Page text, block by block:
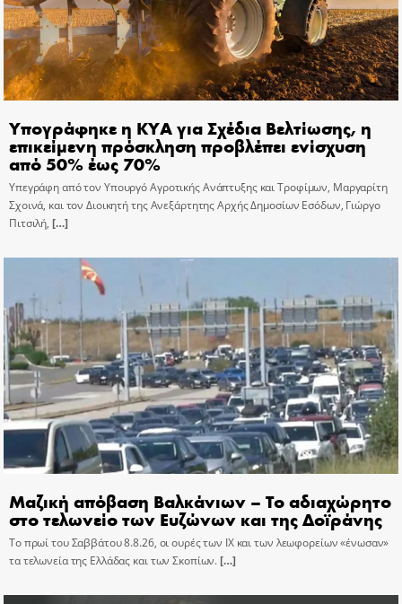
Υπογράφηκε η ΚΥΑ για Σχέδια Βελτίωσης, η
επικείμενη πρόσκληση προβλέπει ενίσχυση
από 50% έως 70%
Υπεγράφη από τον Υπουργό Αγροτικής Ανάπτυξης και Τροφίμων, Μαργαρίτη
Σχοινά, και τον Διοικητή της Ανεξάρτητης Αρχής Δημοσίων Εσόδων, Γιώργο
Πιτσιλή, […]
Μαζική απόβαση Βαλκάνιων – Το αδιαχώρητο
στο τελωνείο των Ευζώνων και της Δοϊράνης
Το πρωί του Σαββάτου 8.8.26, οι ουρές των ΙΧ και των λεωφορείων «ένωσαν»
τα τελωνεία της Ελλάδας και των Σκοπίων.[…]